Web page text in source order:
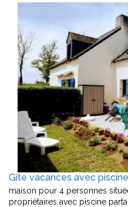
Gîte vacances avec
maison pour 4 personnes
propriétaires avec piscine